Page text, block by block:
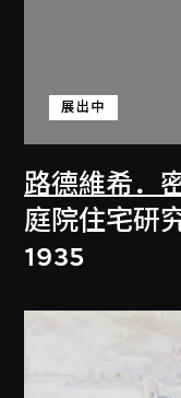
路德維希．
展出中
庭院住宅研
1935